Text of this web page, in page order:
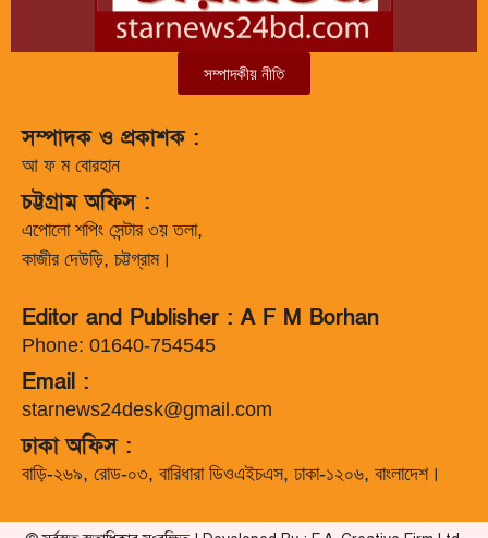
সম্পাদকীয় নীতি
সম্পাদক ও প্রকাশক :
আ ফ ম বোরহান
চট্টগ্রাম অফিস :
এপোলো শপিং সেন্টার ৩য় তলা,
কাজীর দেউড়ি, চট্টগ্রাম।
Editor and Publisher : A F M Borhan
Phone: 01640-754545
Email :
starnews24desk@gmail.com
ঢাকা অফিস :
বাড়ি-২৬৯, রোড-০৩, বারিধারা ডিওএইচএস, ঢাকা-১২০৬, বাংলাদেশ।